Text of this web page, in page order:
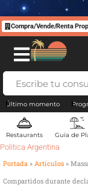
Compra/Vende/Renta
Último momento
Restaurants Guía de
Politica Argentina
Portada » Artículos »
Compartidos durante